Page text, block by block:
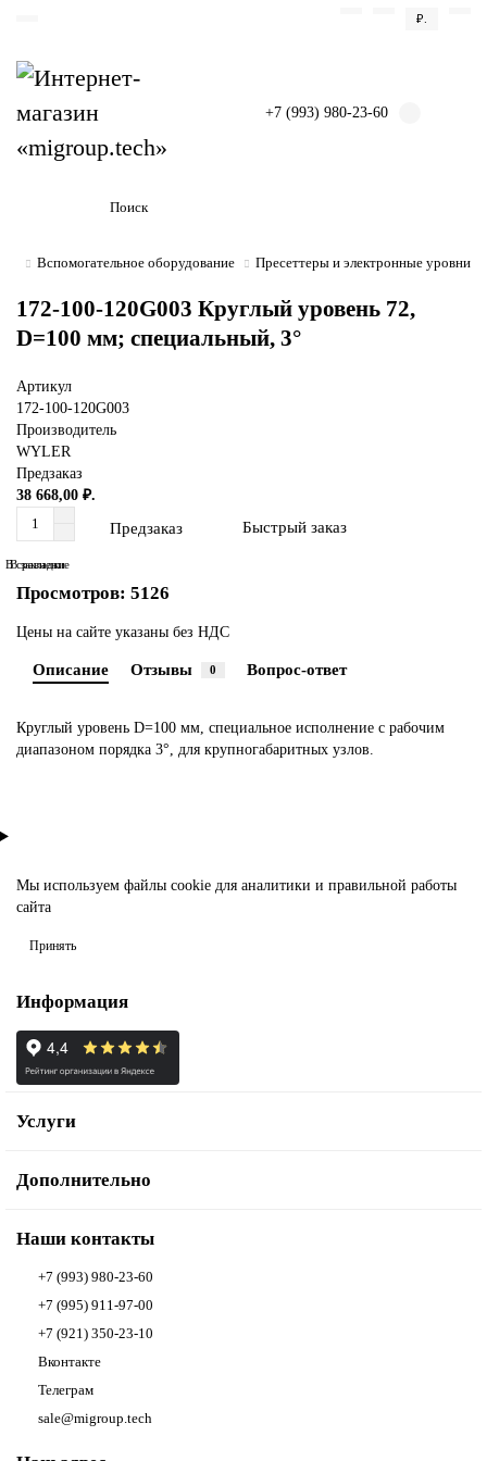
₽.
+7 (993) 980-23-60
Вспомогательное оборудование Пресеттеры и электронные уровни
172-100-120G003 Круглый уровень 72,
D=100 мм; специальный, 3°
Артикул
172-100-120G003
Производитель
WYLER
Предзаказ
38 668,00 ₽.
Предзаказ Быстрый заказ
В закладки
В сравнение
Просмотров: 5126
Цены на сайте указаны без НДС
Описание Отзывы 0 Вопрос-ответ
Круглый уровень D=100 мм, специальное исполнение с рабочим
диапазоном порядка 3°, для крупногабаритных узлов.
Мы используем файлы cookie для аналитики и правильной работы
сайта
Принять
Информация
Услуги
Дополнительно
Наши контакты
+7 (993) 980-23-60
+7 (995) 911-97-00
+7 (921) 350-23-10
Вконтакте
Телеграм
sale@migroup.tech